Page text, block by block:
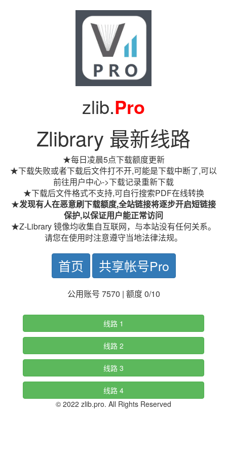
zlib.Pro
Zlibrary 最新线路
★每日凌晨5点下载额度更新
★下载失败或者下载后文件打不开,可能是下载中断了,可以
前往用户中心->下载记录重新下载
★下载后文件格式不支持,可自行搜索PDF在线转换
★发现有人在恶意刷下载额度,全站链接将逐步开启短链接
保护,以保证用户能正常访问
★Z-Library 镜像均收集自互联网，与本站没有任何关系。
请您在使用时注意遵守当地法律法规。
首页 共享帐号Pro
公用账号 7570 | 额度 0/10
线路 1
线路 2
线路 3
线路 4
© 2022 zlib.pro. All Rights Reserved